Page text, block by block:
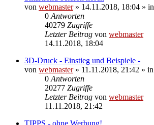
von webmaster» 14.11.2018, 18:04 » in
0 Antworten
40279 Zugriffe
Letzter Beitrag von webmaster
14.11.2018, 18:04
3D-Druck - Einstieg und Beispiele -
von webmaster» 11.11.2018, 21:42 » in
0 Antworten
20277 Zugriffe
Letzter Beitrag von webmaster
11.11.2018, 21:42
TIPPS - ohne Werbung!